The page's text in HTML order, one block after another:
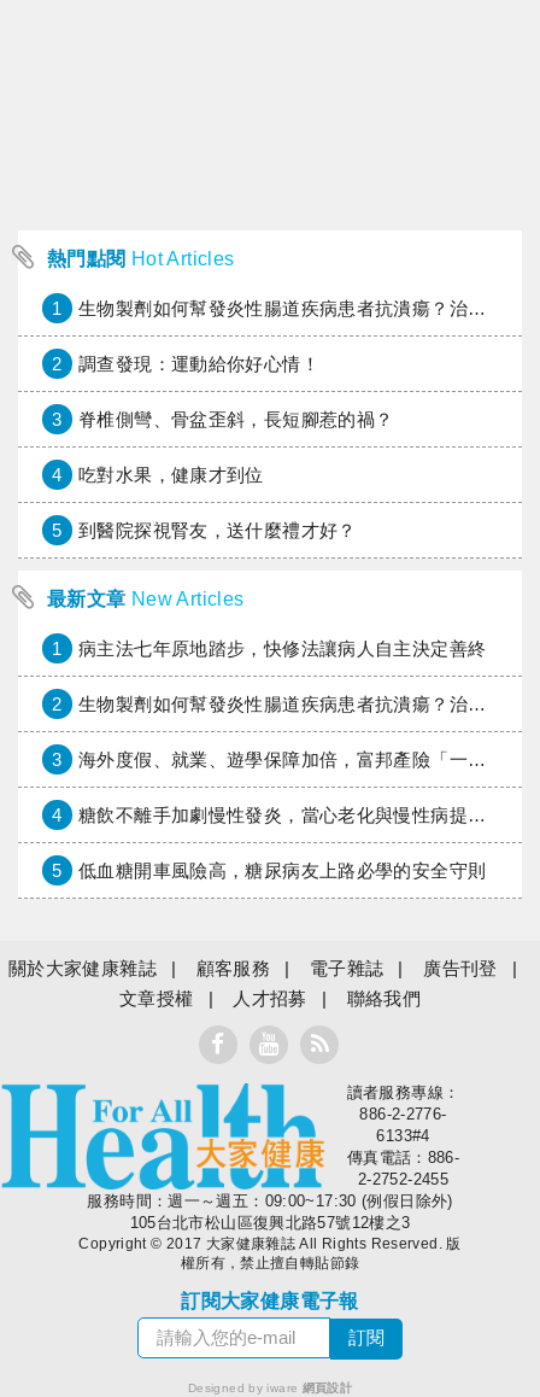
熱門點閱 Hot Articles
1 生物製劑如何幫發炎性腸道疾病患者抗潰瘍？治療進展與健保給付困境一次看
2 調查發現：運動給你好心情！
3 脊椎側彎、骨盆歪斜，長短腳惹的禍？
4 吃對水果，健康才到位
5 到醫院探視腎友，送什麼禮才好？
最新文章 New Articles
1 病主法七年原地踏步，快修法讓病人自主決定善終
2 生物製劑如何幫發炎性腸道疾病患者抗潰瘍？治療進展與健保給付困境一次看
3 海外度假、就業、遊學保障加倍，富邦產險「一期逐夢」專案加碼遠距醫療與緊急救援
4 糖飲不離手加劇慢性發炎，當心老化與慢性病提早報到
5 低血糖開車風險高，糖尿病友上路必學的安全守則
關於大家健康雜誌 顧客服務 電子雜誌
廣告刊登
文章授權
人才招募 聯絡我們
大家健康
讀者服務專線：
886-2-2776-
6133#4
傳真電話：886-
2-2752-2455
服務時間：週一～週五：09:00~17:30 (例假日除外)
105台北市松山區復興北路57號12樓之3
Copyright © 2017 大家健康雜誌 All Rights Reserved. 版
權所有，禁止擅自轉貼節錄
訂閱大家健康電子報
Designed by iware 網頁設計